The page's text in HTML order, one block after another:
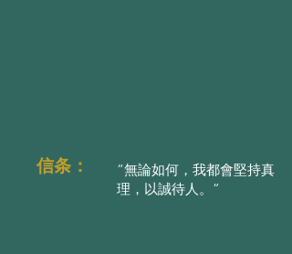
信条：
“無論如何，我都會堅持真
理，以誠待人。”